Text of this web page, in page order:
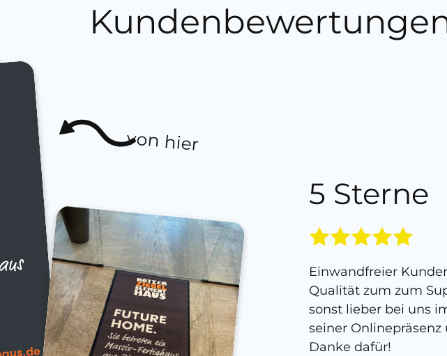
von hier
5 Sterne
Einwandfreier
Qualität zum zum
sonst lieber bei uns
seiner
Danke dafür!